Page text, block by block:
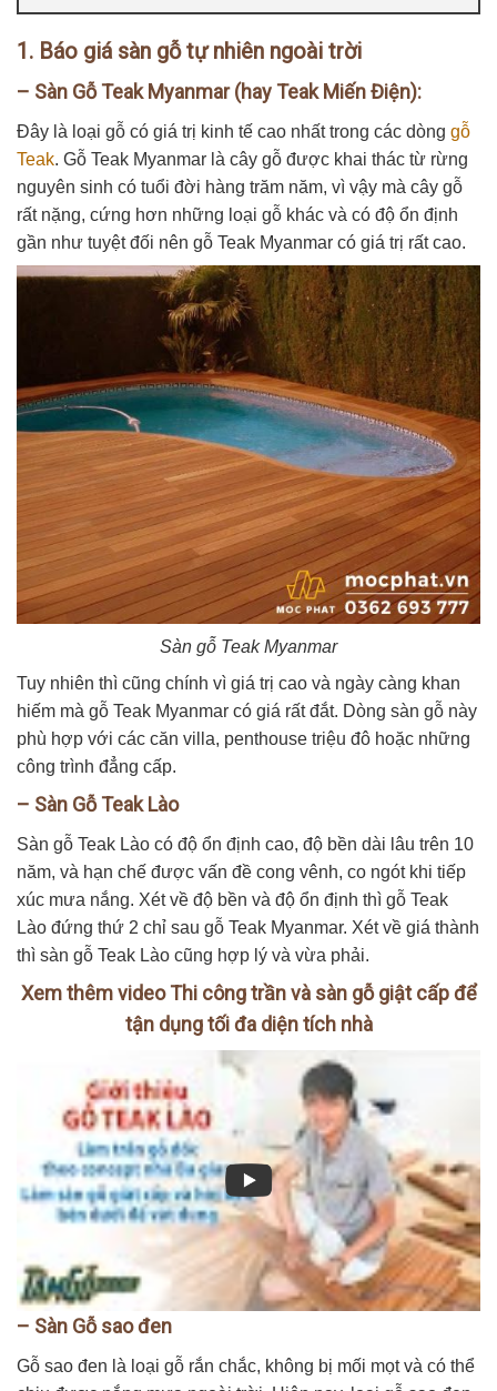
1. Báo giá sàn gỗ tự nhiên ngoài trời
– Sàn Gỗ Teak Myanmar (hay Teak Miến Điện):
Đây là loại gỗ có giá trị kinh tế cao nhất trong các dòng gỗ
Teak. Gỗ Teak Myanmar là cây gỗ được khai thác từ rừng
nguyên sinh có tuổi đời hàng trăm năm, vì vậy mà cây gỗ
rất nặng, cứng hơn những loại gỗ khác và có độ ổn định
gần như tuyệt đối nên gỗ Teak Myanmar có giá trị rất cao.
Sàn gỗ Teak Myanmar
Tuy nhiên thì cũng chính vì giá trị cao và ngày càng khan
hiếm mà gỗ Teak Myanmar có giá rất đắt. Dòng sàn gỗ này
phù hợp với các căn villa, penthouse triệu đô hoặc những
công trình đẳng cấp.
– Sàn Gỗ Teak Lào
Sàn gỗ Teak Lào có độ ổn định cao, độ bền dài lâu trên 10
năm, và hạn chế được vấn đề cong vênh, co ngót khi tiếp
xúc mưa nắng. Xét về độ bền và độ ổn định thì gỗ Teak
Lào đứng thứ 2 chỉ sau gỗ Teak Myanmar. Xét về giá thành
thì sàn gỗ Teak Lào cũng hợp lý và vừa phải.
Xem thêm video Thi công trần và sàn gỗ giật cấp để
tận dụng tối đa diện tích nhà
– Sàn Gỗ sao đen
Gỗ sao đen là loại gỗ rắn chắc, không bị mối mọt và có thể